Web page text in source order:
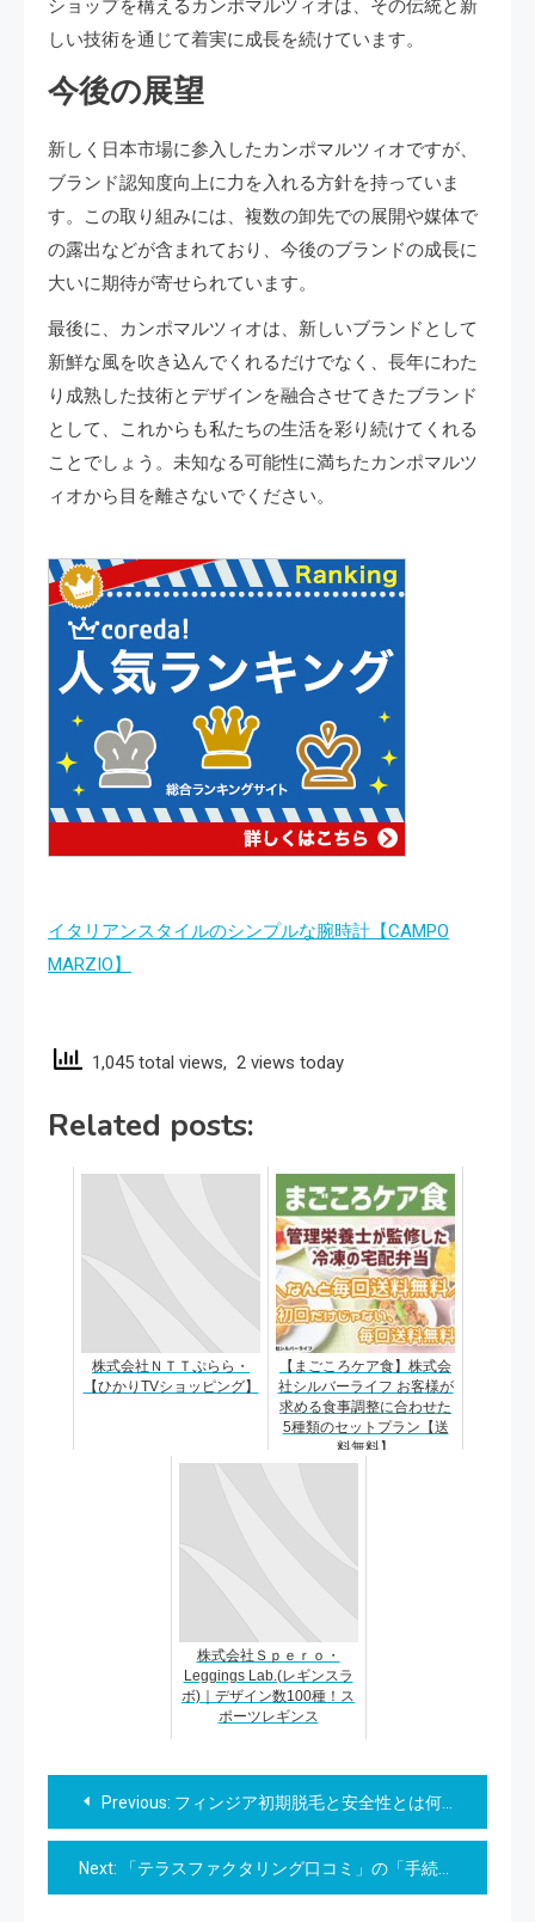
ショップを構えるカンポマルツィオは、その伝統と新
しい技術を通じて着実に成長を続けています。
今後の展望
新しく日本市場に参入したカンポマルツィオですが、
ブランド認知度向上に力を入れる方針を持っていま
す。この取り組みには、複数の卸先での展開や媒体で
の露出などが含まれており、今後のブランドの成長に
大いに期待が寄せられています。
最後に、カンポマルツィオは、新しいブランドとして
新鮮な風を吹き込んでくれるだけでなく、長年にわた
り成熟した技術とデザインを融合させてきたブランド
として、これからも私たちの生活を彩り続けてくれる
ことでしょう。未知なる可能性に満ちたカンポマルツ
ィオから目を離さないでください。
イタリアンスタイルのシンプルな腕時計【CAMPO
MARZIO】
1,045 total views, 2 views today
Related posts:
株式会社ＮＴＴぷらら・
【ひかりTVショッピング】
【まごころケア食】株式会
社シルバーライフ お客様が
求める食事調整に合わせた
5種類のセットプラン【送
料無料】
株式会社Ｓｐｅｒｏ・
Leggings Lab.(レギンスラ
ボ)｜デザイン数100種！ス
ポーツレギンス
投
稿
ナ
Previous: フィンジア初期脱毛と安全性とは何ですか？
Next: 「テラスファクタリング口コミ」の「手続き」について教えてください。